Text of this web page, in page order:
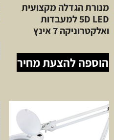
מנורת הגדלה מקצועית
5D LED למעבדות
ואלקטרוניקה 7 אינץ
הוספה להצעת מחיר